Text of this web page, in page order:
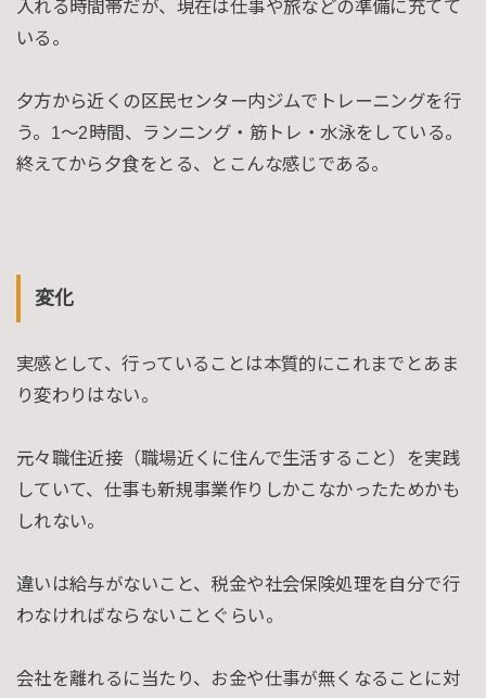
入れる時間帯だが、現在は仕事や旅などの準備に充てて
いる。
夕方から近くの区民センター内ジムでトレーニングを行
う。1〜2時間、ランニング・筋トレ・水泳をしている。
終えてから夕食をとる、とこんな感じである。
変化
実感として、行っていることは本質的にこれまでとあま
り変わりはない。
元々職住近接（職場近くに住んで生活すること）を実践
していて、仕事も新規事業作りしかこなかったためかも
しれない。
違いは給与がないこと、税金や社会保険処理を自分で行
わなければならないことぐらい。
会社を離れるに当たり、お金や仕事が無くなることに対